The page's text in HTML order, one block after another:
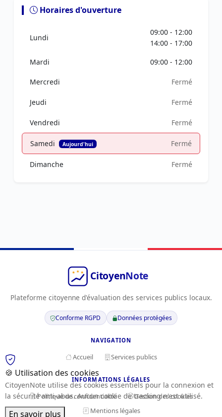
Horaires d'ouverture
Lundi
09:00 - 12:00
14:00 - 17:00
Mardi
09:00 - 12:00
Mercredi Fermé
Jeudi Fermé
Vendredi Fermé
Samedi Aujourd'hui Fermé
Dimanche Fermé
Plateforme citoyenne d'évaluation des services publics locaux.
Conforme RGPD Données protégées
NAVIGATION
Accueil Services publics
INFORMATIONS LÉGALES
Politique de confidentialité
Gestion des cookies
Mentions légales
🍪 Utilisation des cookies
CitoyenNote utilise des cookies essentiels pour la connexion et
la sécurité anti-abus. Aucun cookie de tracking n'est utilisé.
En savoir plus